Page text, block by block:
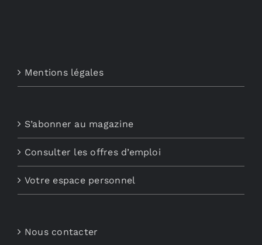
Mentions légales
S’abonner au magazine
Consulter les offres d’emploi
Votre espace personnel
Nous contacter